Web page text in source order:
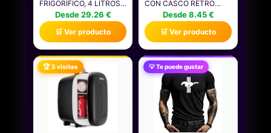
FRIGORÍFICO, 4 LITROS,
PARA COSMÉTICOS,
BEBIDAS, 220 V CA/12 V
CC, REFRIGERACIÓN
TERMOELÉCTRICA Y
CALEFACCIÓN, NEVERA
PEQUEÑA PARA
DORMITORIO, OFICINA,
DORMITORIO, COCHE
(VERDE)
Desde 29.26 €
🛒 Ver producto
CON CASCO RETRO
PARA HOMBRE,
COLGANTE DE METAL
DE ESTILO ROMANO
CON DISEÑO VINTAGE,
IDEAL PARA MOCHILAS,
LLAVES DE COCHE Y
DECORACIÓN
COLGANTE.
Desde 8.45 €
🛒 Ver producto
🏆 3 visitas 💡 Te puede gustar